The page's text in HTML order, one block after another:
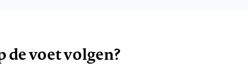
voet volgen?